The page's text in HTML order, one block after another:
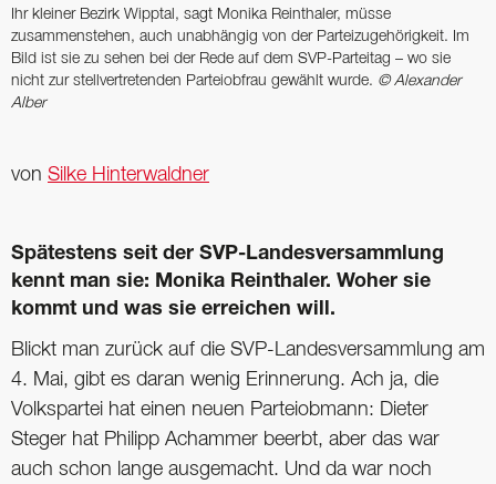
Ihr kleiner Bezirk Wipptal, sagt Monika Reinthaler, müsse
zusammenstehen, auch unabhängig von der Parteizugehörigkeit. Im
Bild ist sie zu sehen bei der Rede auf dem SVP-­Parteitag – wo sie
nicht zur stell­vertretenden Partei­obfrau gewählt wurde. © Alexander
Alber
von Silke Hinterwaldner
Spätestens seit der SVP-Landesversammlung
kennt man sie: Monika Reinthaler. Woher sie
kommt und was sie erreichen will.
Blickt man zurück auf die SVP-Landesversammlung am
4. Mai, gibt es daran wenig Erinnerung. Ach ja, die
Volkspartei hat einen neuen Parteiobmann: Dieter
Steger hat Philipp Achammer beerbt, aber das war
auch schon lange ausgemacht. Und da war noch